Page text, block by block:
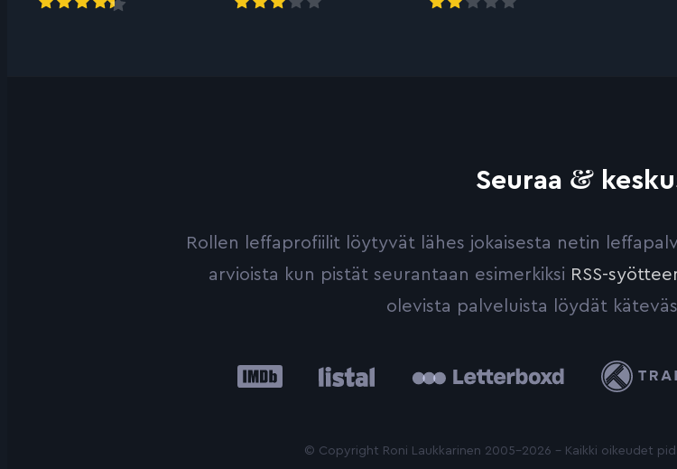
Seuraa &
Rollen leffaprofiilit löytyvät lähes jokaisesta netin
arvioista kun pistät seurantaan esimerkiksi RSS-
olevista palveluista löydät
IMDb Trakt
© Copyright Roni Laukkarinen 2005-2026 - Kaikki oikeudet